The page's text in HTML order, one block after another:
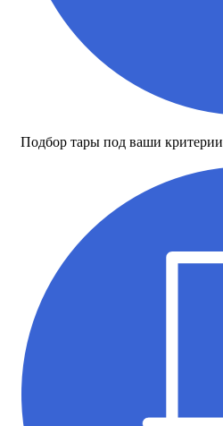
Подбор тары под ваши критерии